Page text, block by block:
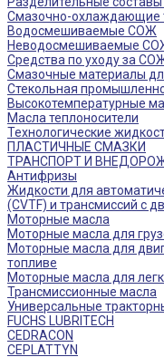
Смазочно-охлаждающие
Водосмешиваемые СОЖ
Неводосмешиваемые
Средства по уходу за
Смазочные материалы
Стекольная
Высокотемпературные
Масла теплоносители
Технологические
ПЛАСТИЧНЫЕ СМАЗКИ
ТРАНСПОРТ И
Антифризы
Жидкости для
(CVTF) и трансмиссий с
Моторные масла
Моторные масла для
Моторные масла для
топливе
Моторные масла для
Трансмиссионные масла
Универсальные
FUCHS LUBRITECH
CEDRACON
CEPLATTYN